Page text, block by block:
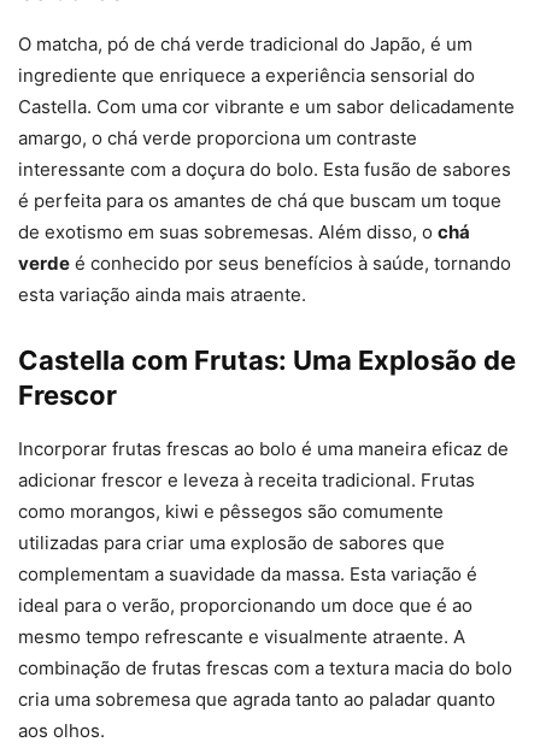
O matcha, pó de chá verde tradicional do Japão, é um
ingrediente que enriquece a experiência sensorial do
Castella. Com uma cor vibrante e um sabor delicadamente
amargo, o chá verde proporciona um contraste
interessante com a doçura do bolo. Esta fusão de sabores
é perfeita para os amantes de chá que buscam um toque
de exotismo em suas sobremesas. Além disso, o chá
verde é conhecido por seus benefícios à saúde, tornando
esta variação ainda mais atraente.
Castella com Frutas: Uma Explosão de
Frescor
Incorporar frutas frescas ao bolo é uma maneira eficaz de
adicionar frescor e leveza à receita tradicional. Frutas
como morangos, kiwi e pêssegos são comumente
utilizadas para criar uma explosão de sabores que
complementam a suavidade da massa. Esta variação é
ideal para o verão, proporcionando um doce que é ao
mesmo tempo refrescante e visualmente atraente. A
combinação de frutas frescas com a textura macia do bolo
cria uma sobremesa que agrada tanto ao paladar quanto
aos olhos.